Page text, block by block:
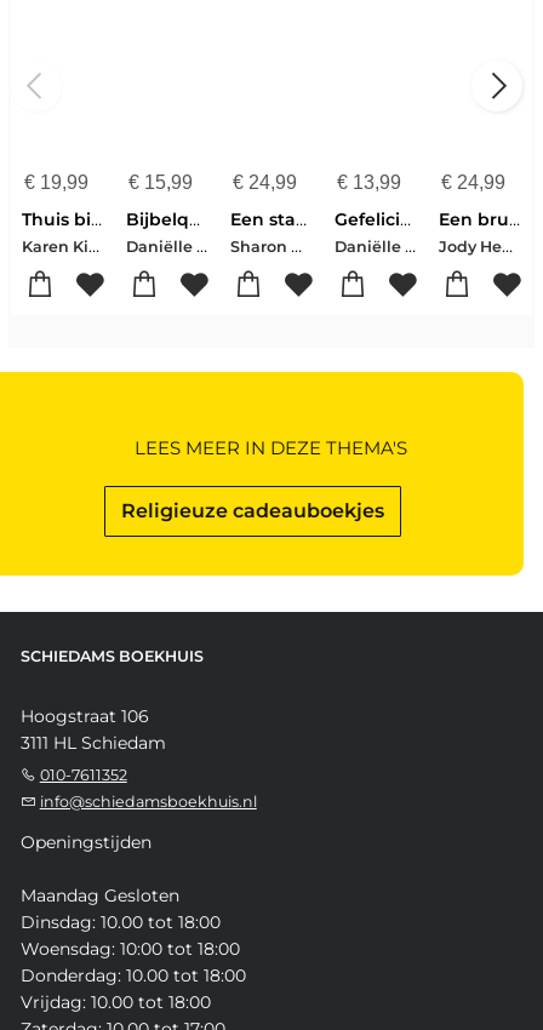
€19,99
Thuis bij jou
Karen Kingsbury
€15,99
Bijbelquizzz
Daniëlle Heerens
€ 24,99
Een stap naar vrede
Sharon Garlough Brown
€ 13,99
Gefeliciteerd met je belijdenis
Daniëlle Heerens
€ 24,99
Een bruid uit noodzaak
Jody Hedlund
Religieuze cadeauboekjes
LEES MEER IN DEZE THEMA'S
SCHIEDAMS BOEKHUIS
Hoogstraat 106
3111 HL Schiedam
010-7611352
info@schiedamsboekhuis.nl
Openingstijden
Maandag Gesloten
Dinsdag: 10.00 tot 18:00
Woensdag: 10:00 tot 18:00
Donderdag: 10.00 tot 18:00
Vrijdag: 10.00 tot 18:00